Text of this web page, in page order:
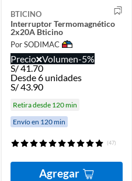
BTICINO
Interruptor Termomagnético
2x20A Bticino
Por SODIMAC
Precio Volumen-5%
S/41.70
Desde 6 unidades
S/43.90
Retira desde 120 min
Envío en 120 min
(47)
Agregar